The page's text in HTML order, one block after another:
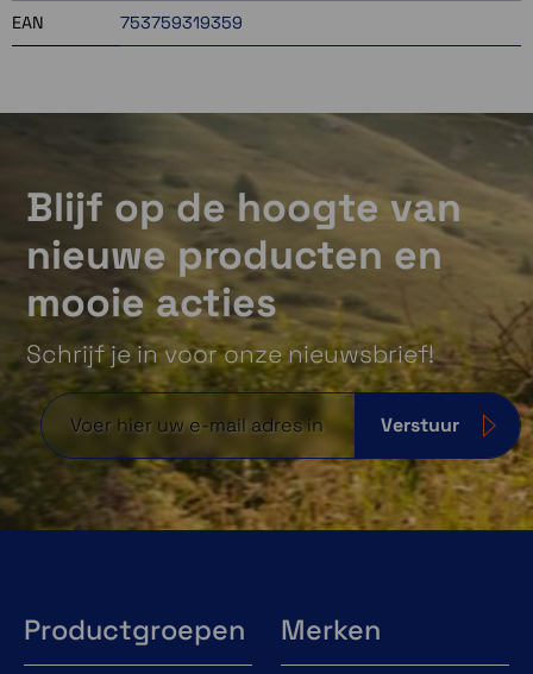
EAN 753759319359
Blijf op de hoogte van
nieuwe producten en
mooie acties
Schrijf je in voor onze nieuwsbrief!
Verstuur
Productgroepen Merken